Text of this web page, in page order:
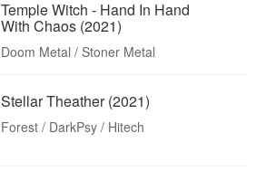
Temple Witch - Hand In Hand
With Chaos (2021)
Doom Metal / Stoner Metal
Stellar Theather (2021)
Forest / DarkPsy / Hitech